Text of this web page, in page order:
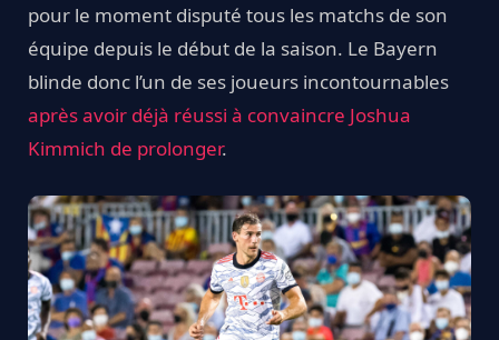
pour le moment disputé tous les matchs de son
équipe depuis le début de la saison. Le Bayern
blinde donc l’un de ses joueurs incontournables
après avoir déjà réussi à convaincre Joshua
Kimmich de prolonger.